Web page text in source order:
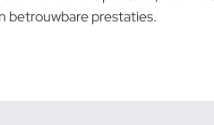
betrouwbare prestaties.